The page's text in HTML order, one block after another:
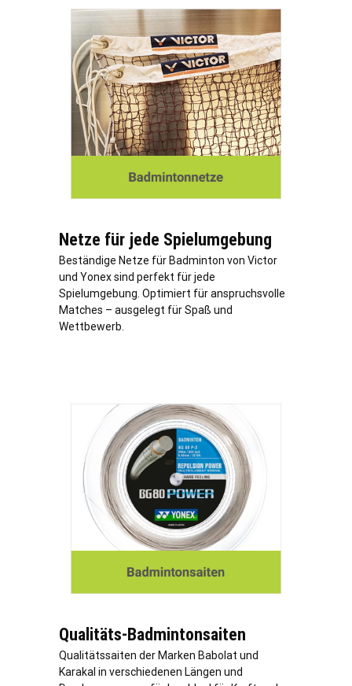
Netze für jede Spielumgebung
Beständige Netze für Badminton von Victor
und Yonex sind perfekt für jede
Spielumgebung. Optimiert für anspruchsvolle
Matches – ausgelegt für Spaß und
Wettbewerb.
Qualitäts-Badmintonsaiten
Qualitätssaiten der Marken Babolat und
Karakal in verschiedenen Längen und